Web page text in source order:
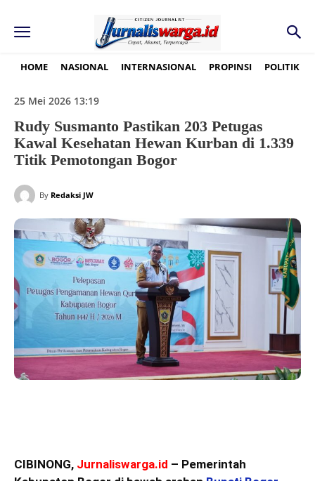
HOME NASIONAL INTERNASIONAL PROPINSI POLITIK
25 Mei 2026 13:19
Rudy Susmanto Pastikan 203 Petugas
Kawal Kesehatan Hewan Kurban di 1.339
Titik Pemotongan Bogor
By Redaksi JW
CIBINONG, Jurnaliswarga.id – Pemerintah